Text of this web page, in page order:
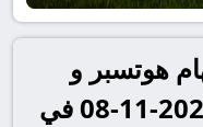
هوتسبر و
مانشستر يونايتد بتاريخ 2025-11-08 في